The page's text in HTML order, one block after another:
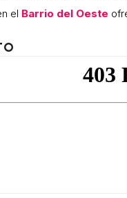
el Barrio del Oeste